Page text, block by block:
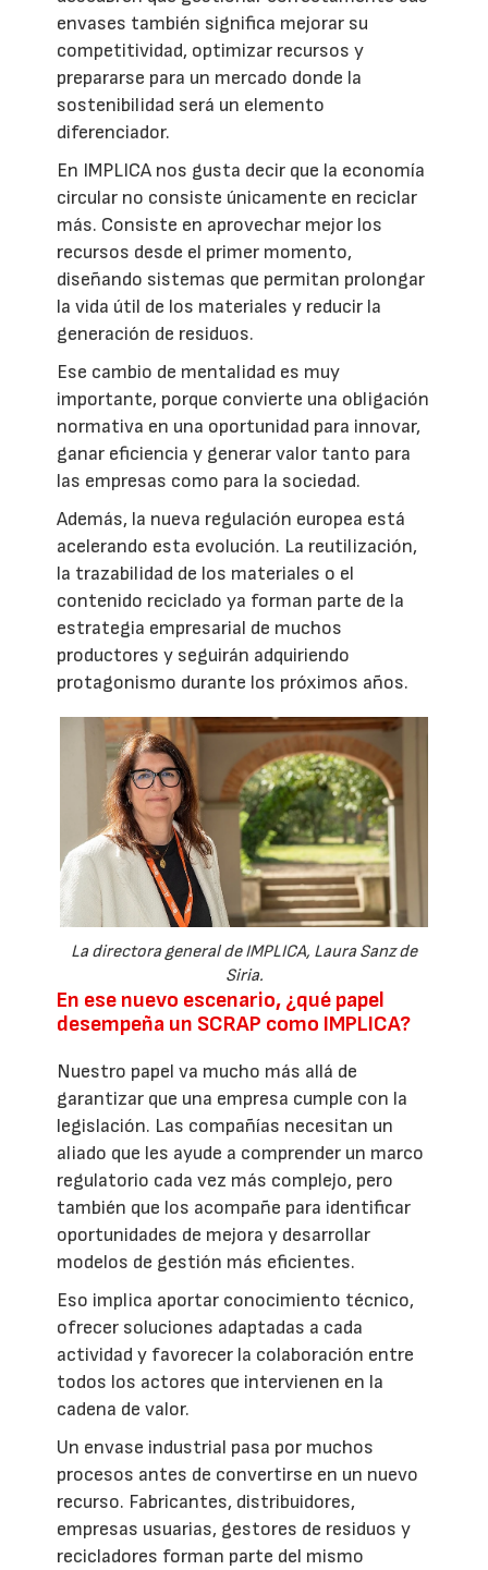
envases también significa mejorar su
competitividad, optimizar recursos y
prepararse para un mercado donde la
sostenibilidad será un elemento
diferenciador.
En IMPLICA nos gusta decir que la economía
circular no consiste únicamente en reciclar
más. Consiste en aprovechar mejor los
recursos desde el primer momento,
diseñando sistemas que permitan prolongar
la vida útil de los materiales y reducir la
generación de residuos.
Ese cambio de mentalidad es muy
importante, porque convierte una obligación
normativa en una oportunidad para innovar,
ganar eficiencia y generar valor tanto para
las empresas como para la sociedad.
Además, la nueva regulación europea está
acelerando esta evolución. La reutilización,
la trazabilidad de los materiales o el
contenido reciclado ya forman parte de la
estrategia empresarial de muchos
productores y seguirán adquiriendo
protagonismo durante los próximos años.
La directora general de IMPLICA, Laura Sanz de
Siria.
En ese nuevo escenario, ¿qué papel
desempeña un SCRAP como IMPLICA?
Nuestro papel va mucho más allá de
garantizar que una empresa cumple con la
legislación. Las compañías necesitan un
aliado que les ayude a comprender un marco
regulatorio cada vez más complejo, pero
también que los acompañe para identificar
oportunidades de mejora y desarrollar
modelos de gestión más eficientes.
Eso implica aportar conocimiento técnico,
ofrecer soluciones adaptadas a cada
actividad y favorecer la colaboración entre
todos los actores que intervienen en la
cadena de valor.
Un envase industrial pasa por muchos
procesos antes de convertirse en un nuevo
recurso. Fabricantes, distribuidores,
empresas usuarias, gestores de residuos y
recicladores forman parte del mismo